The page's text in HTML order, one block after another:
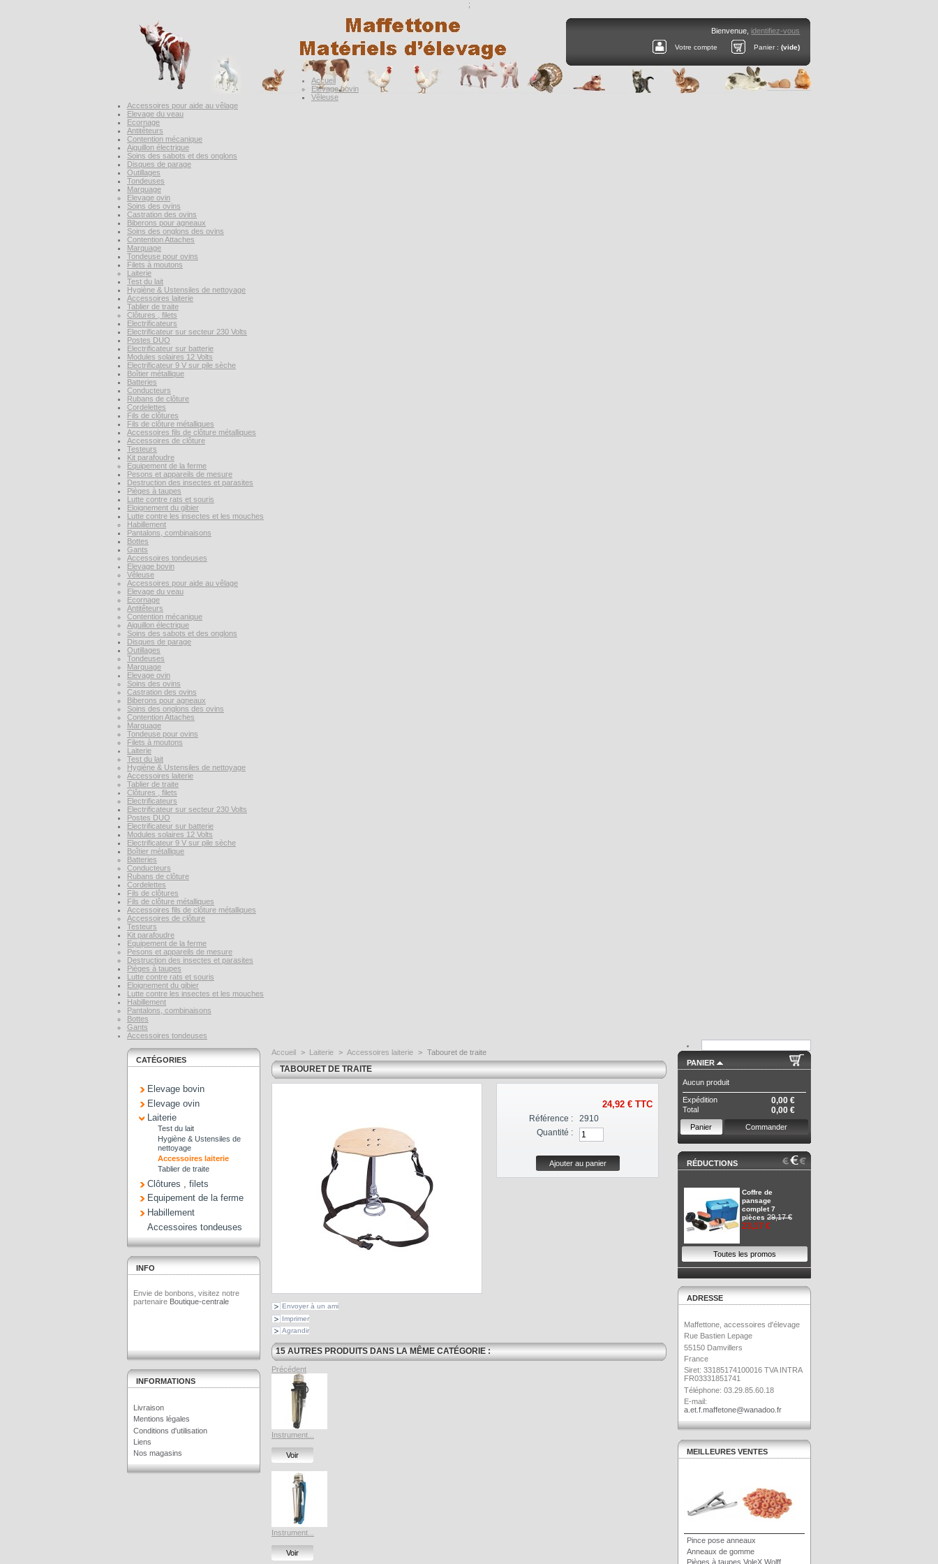
;
Bienvenue,identifiez-vous
Panier : (vide)
Votre compte
Accueil
Elevage bovin
Vêleuse
Accessoires pour aide au vêlage
Elevage du veau
Ecornage
Antitêteurs
Contention mécanique
Aiguillon électrique
Soins des sabots et des onglons
Disques de parage
Outillages
Tondeuses
Marquage
Elevage ovin
Soins des ovins
Castration des ovins
Biberons pour agneaux
Soins des onglons des ovins
Contention Attaches
Marquage
Tondeuse pour ovins
Filets à moutons
Laiterie
Test du lait
Hygiène & Ustensiles de nettoyage
Accessoires laiterie
Tablier de traite
Clôtures , filets
Electrificateurs
Electrificateur sur secteur 230 Volts
Postes DUO
Electrificateur sur batterie
Modules solaires 12 Volts
Electrificateur 9 V sur pile sèche
Boîtier métallique
Batteries
Conducteurs
Rubans de clôture
Cordelettes
Fils de clôtures
Fils de clôture métalliques
Accessoires fils de clôture métalliques
Accessoires de clôture
Testeurs
Kit parafoudre
Equipement de la ferme
Pesons et appareils de mesure
Destruction des insectes et parasites
Pièges à taupes
Lutte contre rats et souris
Eloignement du gibier
Lutte contre les insectes et les mouches
Habillement
Pantalons, combinaisons
Bottes
Gants
Accessoires tondeuses
Elevage bovin
Vêleuse
Accessoires pour aide au vêlage
Elevage du veau
Ecornage
Antitêteurs
Contention mécanique
Aiguillon électrique
Soins des sabots et des onglons
Disques de parage
Outillages
Tondeuses
Marquage
Elevage ovin
Soins des ovins
Castration des ovins
Biberons pour agneaux
Soins des onglons des ovins
Contention Attaches
Marquage
Tondeuse pour ovins
Filets à moutons
Laiterie
Test du lait
Hygiène & Ustensiles de nettoyage
Accessoires laiterie
Tablier de traite
Clôtures , filets
Electrificateurs
Electrificateur sur secteur 230 Volts
Postes DUO
Electrificateur sur batterie
Modules solaires 12 Volts
Electrificateur 9 V sur pile sèche
Boîtier métallique
Batteries
Conducteurs
Rubans de clôture
Cordelettes
Fils de clôtures
Fils de clôture métalliques
Accessoires fils de clôture métalliques
Accessoires de clôture
Testeurs
Kit parafoudre
Equipement de la ferme
Pesons et appareils de mesure
Destruction des insectes et parasites
Pièges à taupes
Lutte contre rats et souris
Eloignement du gibier
Lutte contre les insectes et les mouches
Habillement
Pantalons, combinaisons
Bottes
Gants
Accessoires tondeuses
CATÉGORIES
Elevage bovin
Elevage ovin
Laiterie
Test du lait
Hygiène & Ustensiles de
nettoyage
Accessoires laiterie
Tablier de traite
Clôtures , filets
Equipement de la ferme
Habillement
Accessoires tondeuses
INFO
Envie de bonbons, visitez notre
partenaireBoutique-centrale
INFORMATIONS
Livraison
Mentions légales
Conditions d'utilisation
Liens
Nos magasins
Accueil > Laiterie > Accessoires laiterie > Tabouret de traite
TABOURET DE TRAITE
Envoyer à un ami
Imprimer
Agrandir
24,92 €TTC
Référence :
2910
Quantité :
15 AUTRES PRODUITS DANS LA MÊME CATÉGORIE :
Précédent
Instrument...
Voir
Instrument...
Voir
PANIER
Aucun produit
Expédition 0,00 €
Total 0,00 €
Panier Commander
RÉDUCTIONS
Coffre de
pansage
complet 7
pièces 29,17 €
23,17 €
Toutes les promos
ADRESSE
Maffettone, accessoires d'élevage
Rue Bastien Lepage
55150 Damvillers
France
Siret: 33185174100016 TVA INTRA
FR03331851741
Téléphone: 03.29.85.60.18
E-mail:
a.et.f.maffetone@wanadoo.fr
MEILLEURES VENTES
Pince pose anneaux
Anneaux de gomme
Pièges à taupes VoleX Wolff